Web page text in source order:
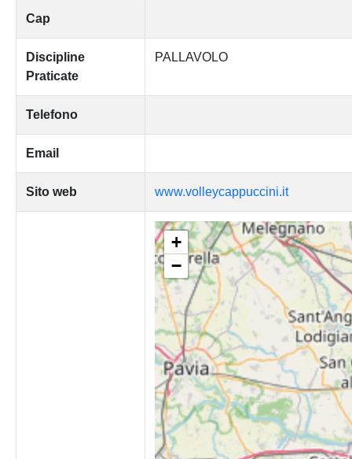
Cap
Discipline
Praticate
PALLAVOLO
Telefono
Email
Sito web www.volleycappuccini.it
+
−